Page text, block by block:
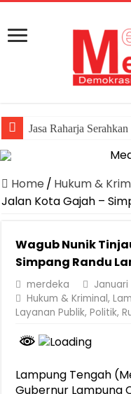
Jasa Raharja
Home / Hukum &
Jalan Kota Gajah –
Wagub Nunik
Simpang Randu
merdeka
Januari
Hukum & Kriminal,
Layanan Publik,Politik,
Lampung Tengah
Gubernur Lampung